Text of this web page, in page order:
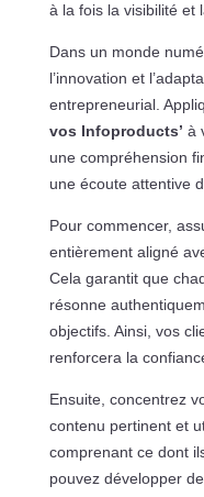
à la fois la visibilité et
Dans un monde
l’innovation et
entrepreneurial.
vos Infoproducts’ à
une compréhension
une écoute attentive
Pour commencer,
entièrement aligné
Cela garantit que
résonne
objectifs. Ainsi, vos
renforcera la
Ensuite, concentrez
contenu pertinent et
comprenant ce dont
pouvez développer